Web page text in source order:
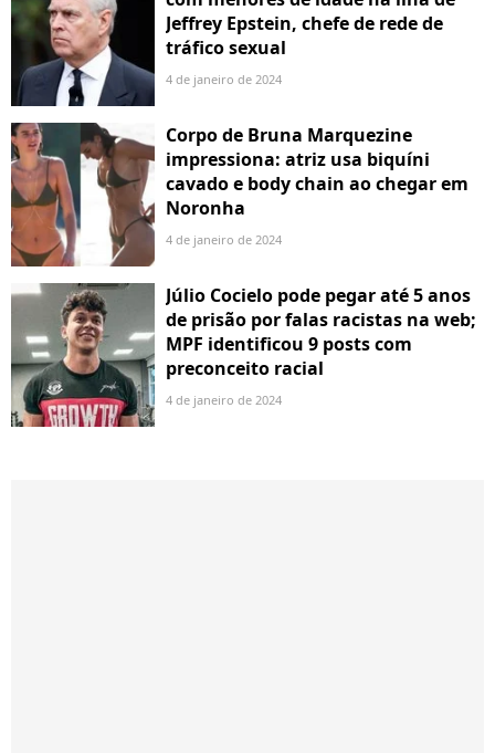
Jeffrey Epstein, chefe de rede de
tráfico sexual
4 de janeiro de 2024
Corpo de Bruna Marquezine
impressiona: atriz usa biquíni
cavado e body chain ao chegar em
Noronha
4 de janeiro de 2024
Júlio Cocielo pode pegar até 5 anos
de prisão por falas racistas na web;
MPF identificou 9 posts com
preconceito racial
4 de janeiro de 2024